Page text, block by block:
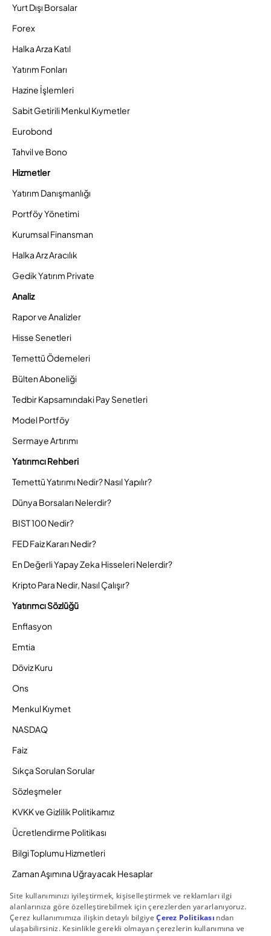
Yurt Dışı Borsalar
Forex
Halka Arza Katıl
Yatırım Fonları
Hazine İşlemleri
Sabit Getirili Menkul Kıymetler
Eurobond
Tahvil ve Bono
Hizmetler
Yatırım Danışmanlığı
Portföy Yönetimi
Kurumsal Finansman
Halka Arz Aracılık
Gedik Yatırım Private
Analiz
Rapor ve Analizler
Hisse Senetleri
Temettü Ödemeleri
Bülten Aboneliği
Tedbir Kapsamındaki Pay Senetleri
Model Portföy
Sermaye Artırımı
Yatırımcı Rehberi
Temettü Yatırımı Nedir? Nasıl Yapılır?
Dünya Borsaları Nelerdir?
BIST 100 Nedir?
FED Faiz Kararı Nedir?
En Değerli Yapay Zeka Hisseleri Nelerdir?
Kripto Para Nedir, Nasıl Çalışır?
Yatırımcı Sözlüğü
Enflasyon
Emtia
Döviz Kuru
Ons
Menkul Kıymet
NASDAQ
Faiz
Sıkça Sorulan Sorular
Sözleşmeler
KVKK ve Gizlilik Politikamız
Ücretlendirme Politikası
Bilgi Toplumu Hizmetleri
Zaman Aşımına Uğrayacak Hesaplar
Duyurular ve Kampanyalar